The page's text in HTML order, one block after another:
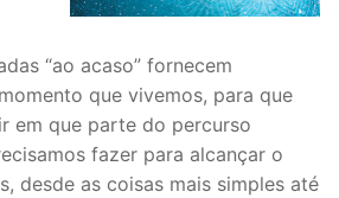
“ao acaso” fornecem
que vivemos, para que
em que parte do percurso
fazer para alcançar o
desde as coisas mais simples até